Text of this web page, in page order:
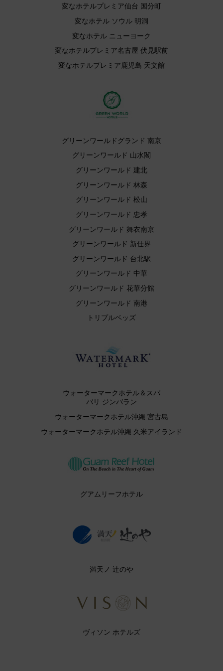
変なホテルプレミア仙台 国分町
変なホテル ソウル 明洞
変なホテル ニューヨーク
変なホテルプレミア名古屋 伏見駅前
変なホテルプレミア鹿児島 天文館
グリーンワールドグランド 南京
グリーンワールド 山水閣
グリーンワールド 建北
グリーンワールド 林森
グリーンワールド 松山
グリーンワールド 忠孝
グリーンワールド 舞衣南京
グリーンワールド 新仕界
グリーンワールド 台北駅
グリーンワールド 中華
グリーンワールド 花華分館
グリーンワールド 南港
トリプルベッズ
ウォーターマークホテル＆スパ
バリ ジンバラン
ウォーターマークホテル沖縄 宮古島
ウォーターマークホテル沖縄 久米アイランド
グアムリーフホテル
満天ノ 辻のや
ヴィソン ホテルズ